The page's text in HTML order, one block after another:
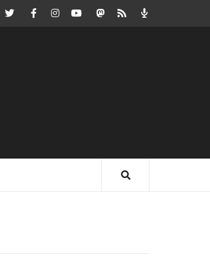
TwitterFacebookInstagramYoutubeMastodon.eus
RSS Podcast